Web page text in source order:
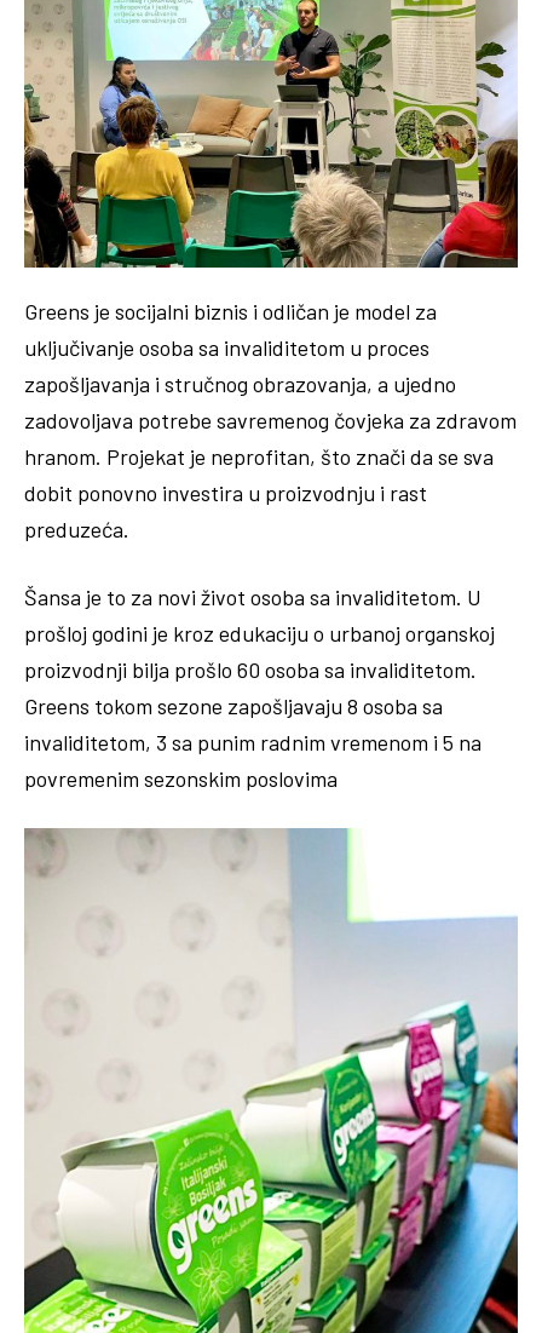
Greens je socijalni biznis i odličan je model za
uključivanje osoba sa invaliditetom u proces
zapošljavanja i stručnog obrazovanja, a ujedno
zadovoljava potrebe savremenog čovjeka za zdravom
hranom. Projekat je neprofitan, što znači da se sva
dobit ponovno investira u proizvodnju i rast
preduzeća.
Šansa je to za novi život osoba sa invaliditetom. U
prošloj godini je kroz edukaciju o urbanoj organskoj
proizvodnji bilja prošlo 60 osoba sa invaliditetom.
Greens tokom sezone zapošljavaju 8 osoba sa
invaliditetom, 3 sa punim radnim vremenom i 5 na
povremenim sezonskim poslovima